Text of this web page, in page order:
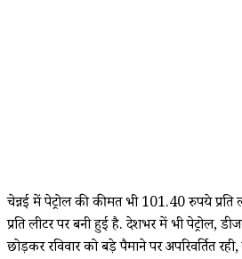
चेन्नई में पेट्रोल की कीमत भी 101.40 रुपये
प्रति लीटर पर बनी हुई है. देशभर में भी पेट्रोल,
छोड़कर रविवार को बड़े पैमाने पर अपरिवर्तित